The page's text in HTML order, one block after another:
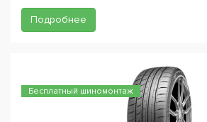
Подробнее
Бесплатный шиномонтаж